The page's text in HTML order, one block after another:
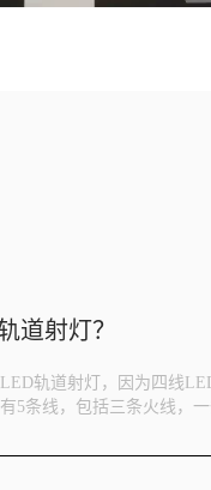
道射灯？
轨道射灯，因为四线
5条线，包括三条火线，一